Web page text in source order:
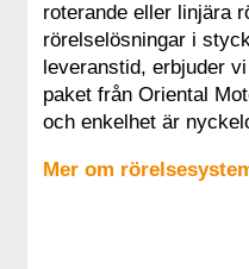
roterande eller linjära
rörelselösningar i
leveranstid, erbjuder
paket från Oriental
och enkelhet är
Mer om